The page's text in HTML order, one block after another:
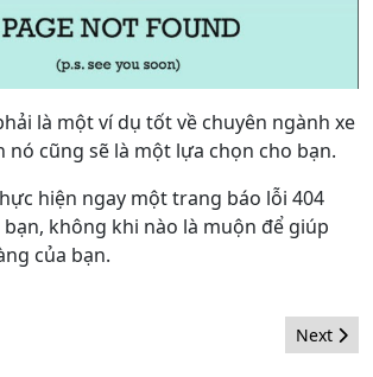
là một ví dụ tốt về chuyên ngành xe
nó cũng sẽ là một lựa chọn cho bạn.
hiện ngay một trang báo lỗi 404
không khi nào là muộn để giúp
của bạn.
Joomla Bug Squad Lesson on JLayoutsNext
Next